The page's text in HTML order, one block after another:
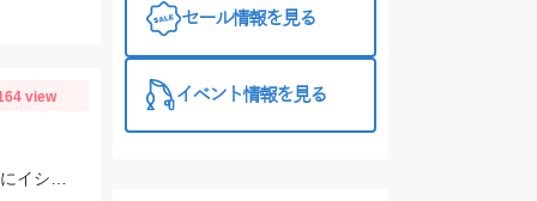
view
セール情報を見る
イベント情報を見る